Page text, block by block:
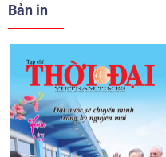
trọng
08:02 | 13/06/2026
Bản in